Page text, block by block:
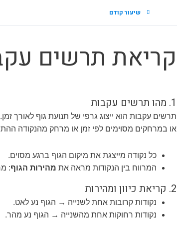
שיעור קודם
קריאת תרשים
1. מהו תרשים עקבות
תרשים עקבות הוא ייצוג גרפי של תנועת גוף לאורך
או במרחקים מסוימים לפי זמן או מרחק מהנקודה
כל נקודה מייצגת את מיקום הגוף ברגע מסוים.
המרווח בין הנקודות מראה את מהירות הגוף:
2. קריאת כיוון ומהירות
נקודות קרובות אחת לשנייה → הגוף נע לאט.
נקודות רחוקות אחת מהשנייה → הגוף נע מהר.